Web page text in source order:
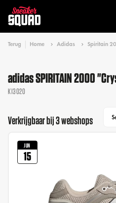
Terug Home Adidas Spiritain
adidas SPIRITAIN 2000
KI3020
Verkrijgbaar bij 3 webshops
JUN
15